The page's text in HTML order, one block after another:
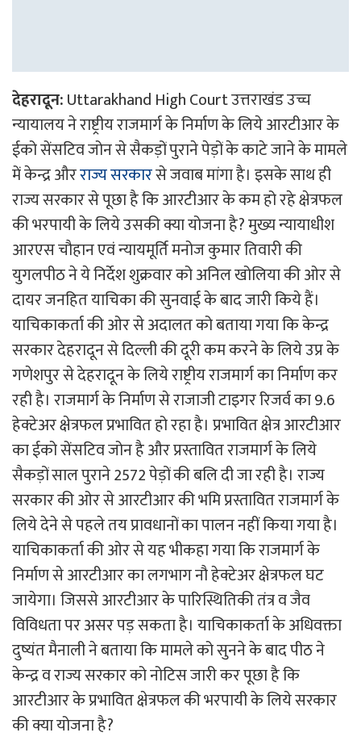
देहरादून:Uttarakhand High Court उत्तराखंड उच्च
न्यायालय ने राष्ट्रीय राजमार्ग के निर्माण के लिये आरटीआर के
ईको सेंसटिव जोन से सैकड़ों पुराने पेड़ों के काटे जाने के मामले
में केन्द्र औरराज्य सरकारसे जवाब मांगा है। इसके साथ ही
राज्य सरकार से पूछा है कि आरटीआर के कम हो रहे क्षेत्रफल
की भरपायी के लिये उसकी क्या योजना है? मुख्य न्यायाधीश
आरएस चौहान एवं न्यायमूर्ति मनोज कुमार तिवारी की
युगलपीठ ने ये निर्देश शुक्रवार को अनिल खोलिया की ओर से
दायर जनहित याचिका की सुनवाई के बाद जारी किये हैं।
याचिकाकर्ता की ओर से अदालत को बताया गया कि केन्द्र
सरकार देहरादून से दिल्ली की दूरी कम करने के लिये उप्र के
गणेशपुर से देहरादून के लिये राष्ट्रीय राजमार्ग का निर्माण कर
रही है। राजमार्ग के निर्माण से राजाजी टाइगर रिजर्व का 9.6
हेक्टेअर क्षेत्रफल प्रभावित हो रहा है। प्रभावित क्षेत्र आरटीआर
का ईको सेंसटिव जोन है और प्रस्तावित राजमार्ग के लिये
सैकड़ों साल पुराने 2572 पेड़ों की बलि दी जा रही है। राज्य
सरकार की ओर से आरटीआर की भमि प्रस्तावित राजमार्ग के
लिये देने से पहले तय प्रावधानों का पालन नहीं किया गया है।
याचिकाकर्ता की ओर से यह भीकहा गया कि राजमार्ग के
निर्माण से आरटीआर का लगभाग नौ हेक्टेअर क्षेत्रफल घट
जायेगा। जिससे आरटीआर के पारिस्थितिकी तंत्र व जैव
विविधता पर असर पड़ सकता है। याचिकाकर्ता के अधिवक्ता
दुष्यंत मैनाली ने बताया कि मामले को सुनने के बाद पीठ ने
केन्द्र व राज्य सरकार को नोटिस जारी कर पूछा है कि
आरटीआर के प्रभावित क्षेत्रफल की भरपायी के लिये सरकार
की क्या योजना है?